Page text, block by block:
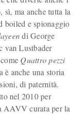
sì, ma anche tutta la
boiled e spionaggio
di George
van Lustbader
Quattro pezzi
anche una storia
di paternità.
nel 2010 per
AAVV curata per la